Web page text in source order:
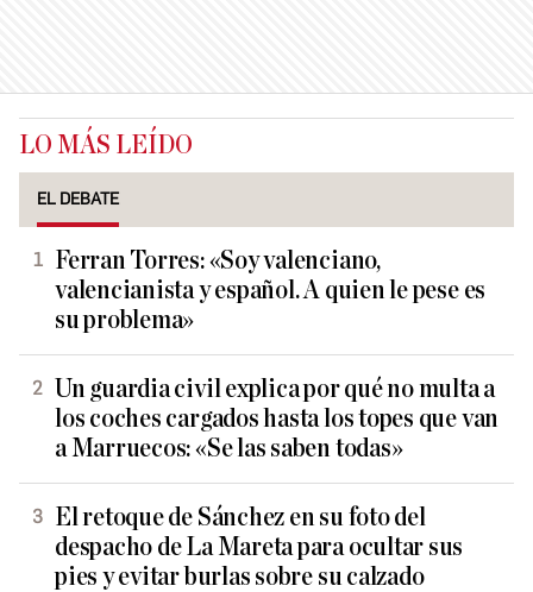
LO MÁS LEÍDO
EL DEBATE
Ferran Torres: «Soy valenciano,
valencianista y español. A quien le pese es
su problema»
Un guardia civil explica por qué no multa a
los coches cargados hasta los topes que van
a Marruecos: «Se las saben todas»
El retoque de Sánchez en su foto del
despacho de La Mareta para ocultar sus
pies y evitar burlas sobre su calzado